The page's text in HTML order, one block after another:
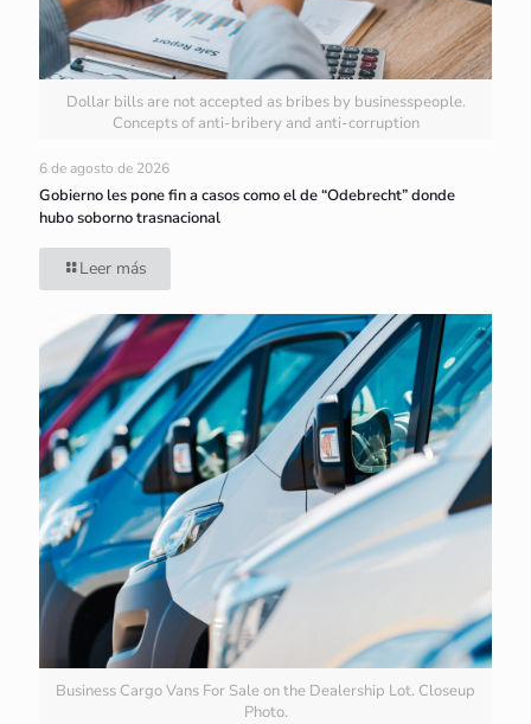
Dollar bills are not accepted as bribes by businesspeople.
Concepts of anti-bribery and anti-corruption
6 de agosto de 2026
Gobierno les pone fin a casos como el de “Odebrecht” donde
hubo soborno trasnacional
Leer más
Business Cargo Vans For Sale on the Dealership Lot. Closeup
Photo.